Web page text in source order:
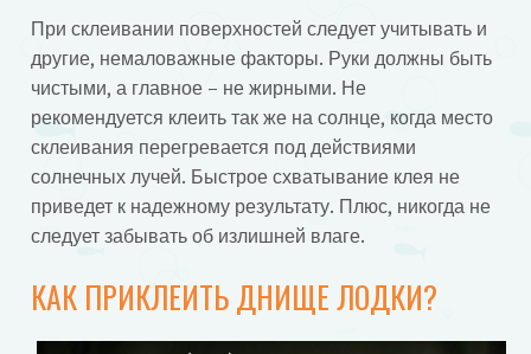
При склеивании поверхностей следует учитывать и
другие, немаловажные факторы. Руки должны быть
чистыми, а главное – не жирными. Не
рекомендуется клеить так же на солнце, когда место
склеивания перегревается под действиями
солнечных лучей. Быстрое схватывание клея не
приведет к надежному результату. Плюс, никогда не
следует забывать об излишней влаге.
КАК ПРИКЛЕИТЬ ДНИЩЕ ЛОДКИ?